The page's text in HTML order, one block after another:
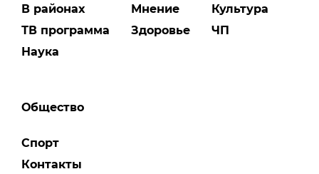
В районах
ТВ программа
Наука
Мнение
Здоровье
Культура
ЧП
Общество
Спорт
Контакты